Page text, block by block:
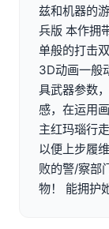
兹和机器的
兵版 本作拥
单般的打击
3D动画一般
具武器参数
感，在运用
主红玛瑙行
以便上步履
败的警/察部
物！ 能拥护